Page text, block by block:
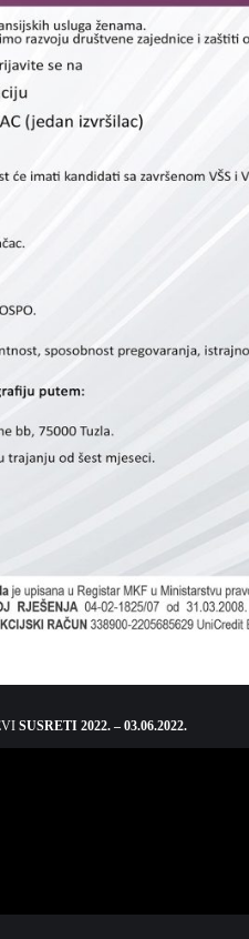
SUSRETI 2022. – 03.06.2022.